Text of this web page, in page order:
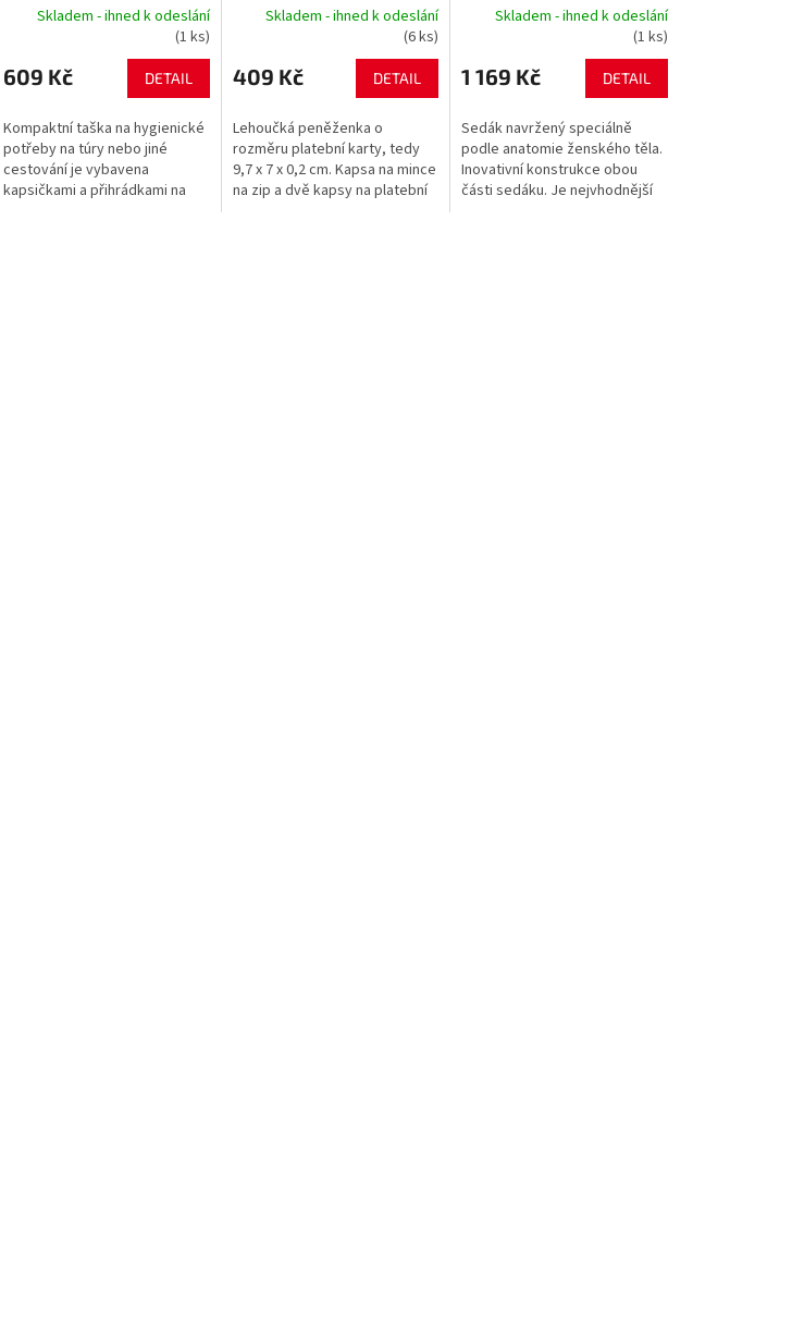
Skladem - ihned k odeslání
(1 ks)
609 Kč DETAIL
Kompaktní taška na hygienické
potřeby na túry nebo jiné
cestování je vybavena
kapsičkami a přihrádkami na
Skladem - ihned k odeslání
(6 ks)
409 Kč DETAIL
Lehoučká peněženka o
rozměru platební karty, tedy
9,7 x 7 x 0,2 cm. Kapsa na mince
na zip a dvě kapsy na platební
Skladem - ihned k odeslání
(1 ks)
1 169 Kč DETAIL
Sedák navržený speciálně
podle anatomie ženského těla.
Inovativní konstrukce obou
části sedáku. Je nejvhodnější